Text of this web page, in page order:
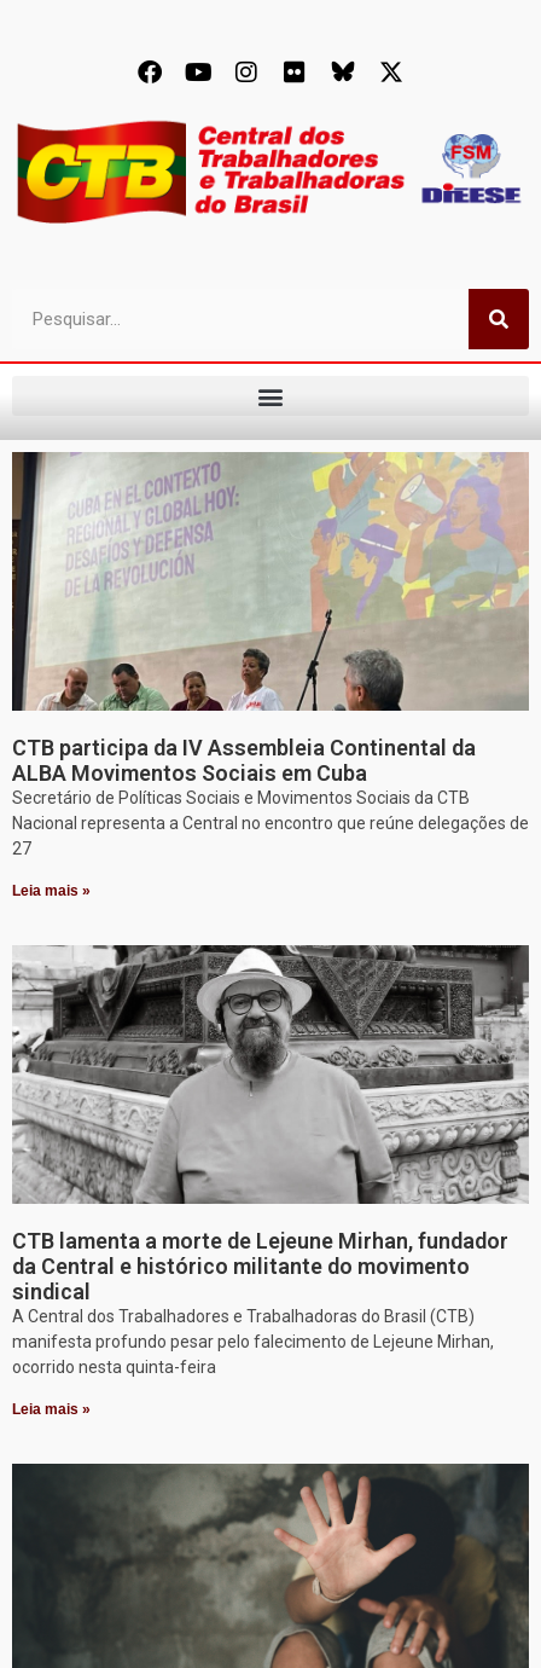
CTB participa da IV Assembleia Continental da
ALBA Movimentos Sociais em Cuba
Secretário de Políticas Sociais e Movimentos Sociais da CTB
Nacional representa a Central no encontro que reúne delegações de
27
Leia mais »
CTB lamenta a morte de Lejeune Mirhan, fundador
da Central e histórico militante do movimento
sindical
A Central dos Trabalhadores e Trabalhadoras do Brasil (CTB)
manifesta profundo pesar pelo falecimento de Lejeune Mirhan,
ocorrido nesta quinta-feira
Leia mais »